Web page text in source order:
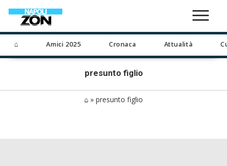
⌂ Amici 2025 Cronaca Attualità
presunto figlio
⌂ » presunto figlio